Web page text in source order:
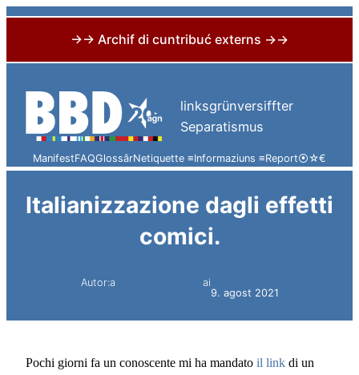
→→ Archif di cuntribuć externs →→
content
linksgrünversiffter
Separatismus
ManifestFAQGlossârNetiquette ≡Informaziuns ≡Report⦿☆€
Italianizzazione dagli effetti
comici.
Autor:a
ai
9. agost 2021
Pochi giorni fa un conoscente mi ha mandato il link di un